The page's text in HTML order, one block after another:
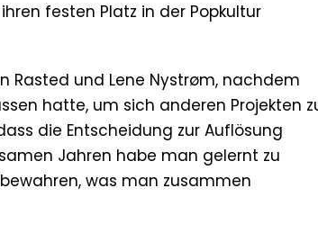
festen Platz in der Popkultur
Rasted und Lene Nystrøm, nachdem
hatte, um sich anderen Projekten
die Entscheidung zur Auflösung
Jahren habe man gelernt zu
was man zusammen